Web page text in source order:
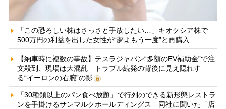
「この恐ろしい株はさっさと手放したい…」キオクシア株で
500万円の利益を出した女性が“夢よもう一度”と再購入
【納車時に複数の事故】テスラジャパン“多額のEV補助金”で注
文殺到、現場は大混乱 トラブル続発の背後に見え隠れす
る“イーロンの右腕”の影
「30種類以上のパン食べ放題」で行列のできる新形態レストラ
ンを手掛けるサンマルクホールディングス 同社に聞いた「店